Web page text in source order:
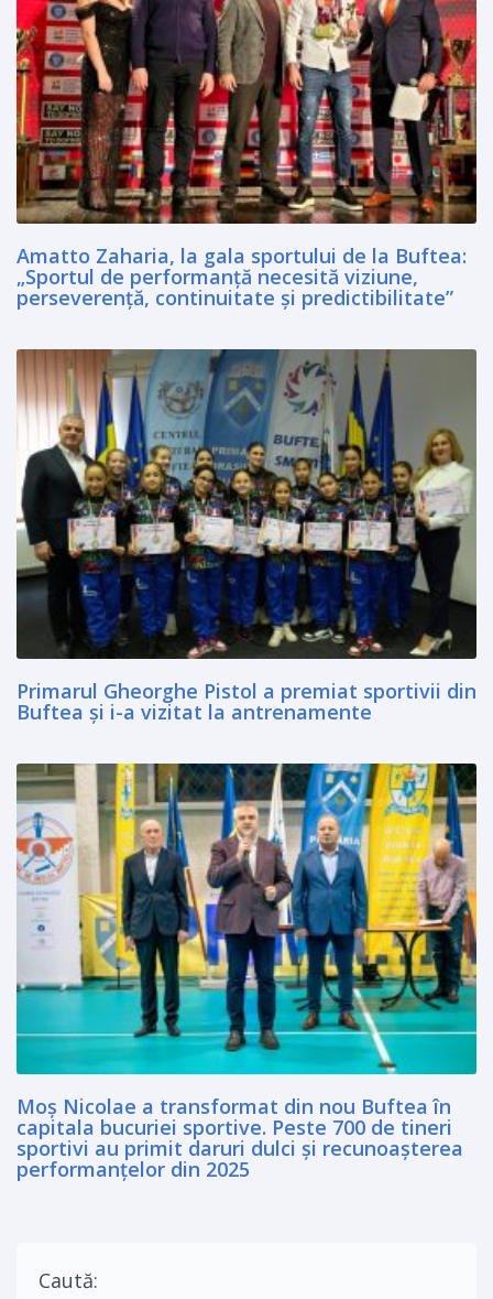
Amatto Zaharia, la gala sportului de la Buftea:
„Sportul de performanță necesită viziune,
perseverență, continuitate și predictibilitate”
Primarul Gheorghe Pistol a premiat sportivii din
Buftea şi i-a vizitat la antrenamente
Moș Nicolae a transformat din nou Buftea în
capitala bucuriei sportive. Peste 700 de tineri
sportivi au primit daruri dulci și recunoașterea
performanțelor din 2025
Caută: